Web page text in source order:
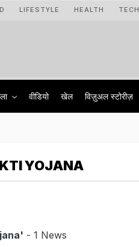
LIFESTYLE HEALTH TECH
वीडियो खेल विज़ुअल स्टोरीज़
YOJANA
- 1 News